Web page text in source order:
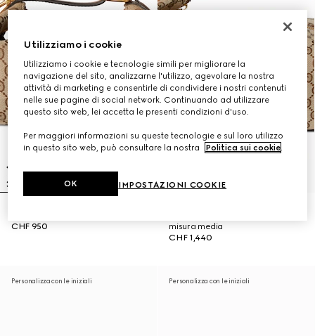
CHF 950
misura media
CHF 1,440
Personalizza con le iniziali Personalizza con le iniziali
Utilizziamo i cookie
Utilizziamo i cookie e tecnologie simili per migliorare la
navigazione del sito, analizzarne l'utilizzo, agevolare la nostra
attività di marketing e consentirle di condividere i nostri contenuti
nelle sue pagine di social network. Continuando ad utilizzare
questo sito web, lei accetta le presenti condizioni d'uso.
Per maggiori informazioni su queste tecnologie e sul loro utilizzo
in questo sito web, può consultare la nostra
Politica sui cookie.
IMPOSTAZIONI COOKIE
OK